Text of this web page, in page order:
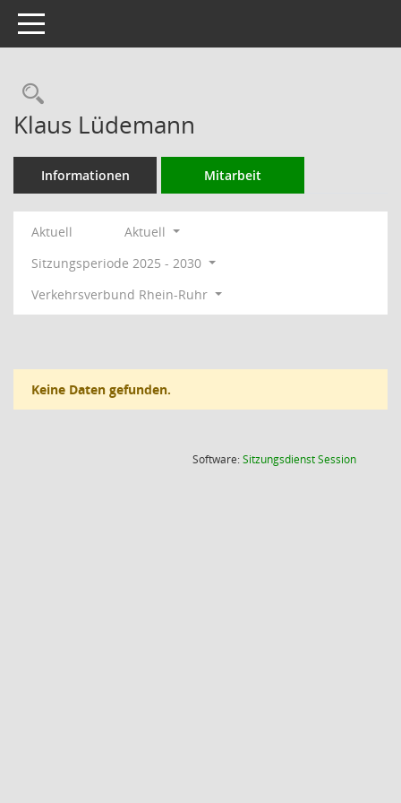
Toggle navigation
Rechercheauswahl
Klaus Lüdemann
Informationen Mitarbeit
Aktuell
Aktuell
Sitzungsperiode 2025 - 2030
Verkehrsverbund Rhein-Ruhr
Keine Daten gefunden.
Software:SitzungsdienstSession(Wird in